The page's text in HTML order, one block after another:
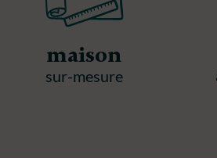
maison
sur-mesure